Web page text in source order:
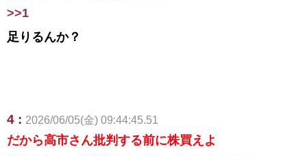
>>1
足りるんか？
4 : 2026/06/05(金) 09:44:45.51
だから高市さん批判する前に株買えよ